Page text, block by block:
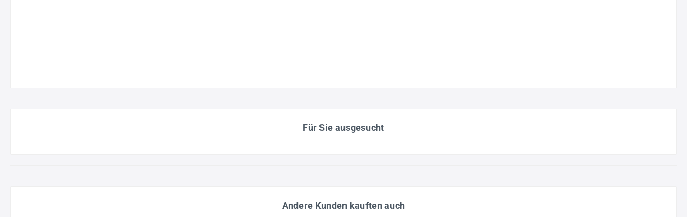
Für Sie ausgesucht
Andere Kunden kauften auch